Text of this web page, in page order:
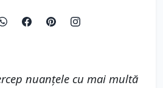
nuanțele cu mai multă